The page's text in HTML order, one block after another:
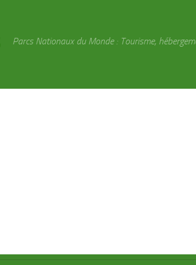
Parcs Nationaux du Monde : Tourisme,